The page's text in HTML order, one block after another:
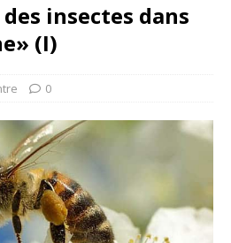
des insectes dans
(I)
0